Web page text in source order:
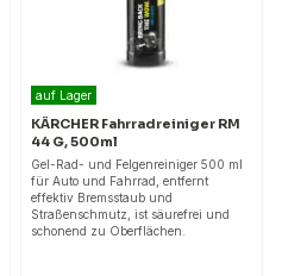
auf Lager
KÄRCHER Fahrradreiniger RM
44 G, 500ml
Gel-Rad- und Felgenreiniger 500 ml
für Auto und Fahrrad, entfernt
effektiv Bremsstaub und
Straßenschmutz, ist säurefrei und
schonend zu Oberflächen.